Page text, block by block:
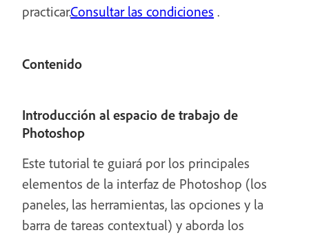
practicar.Consultar las condiciones .
Contenido
Introducción al espacio de trabajo de
Photoshop
Este tutorial te guiará por los principales
elementos de la interfaz de Photoshop (los
paneles, las herramientas, las opciones y la
barra de tareas contextual) y aborda los